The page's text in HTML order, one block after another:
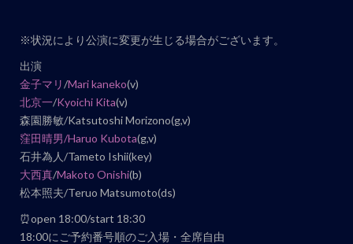
※状況により公演に変更が生じる場合がございます。
出演
金子マリ/Mari kaneko(v)
北京一/Kyoichi Kita(v)
森園勝敏/Katsutoshi Morizono(g,v)
窪田晴男/Haruo Kubota(g,v)
石井為人/Tameto Ishii(key)
大西真/Makoto Onishi(b)
松本照夫/Teruo Matsumoto(ds)
⏰open 18:00/start 18:30
18:00にご予約番号順のご入場・全席自由